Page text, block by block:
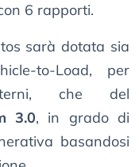
6 rapporti.
sarà dotata sia
to-Load, per
che del
3.0, in grado di
basandosi